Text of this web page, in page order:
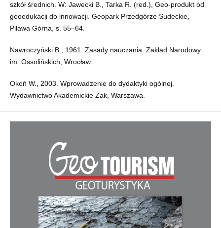
szkół średnich. W: Jawecki B., Tarka R. (red.), Geo-produkt od
geoedukacji do innowacji. Geopark Przedgórze Sudeckie,
Piława Górna, s. 55–64.
Nawroczyński B., 1961. Zasady nauczania. Zakład Narodowy
im. Ossolińskich, Wrocław.
Okoń W., 2003. Wprowadzenie do dydaktyki ogólnej.
Wydawnictwo Akademickie Żak, Warszawa.